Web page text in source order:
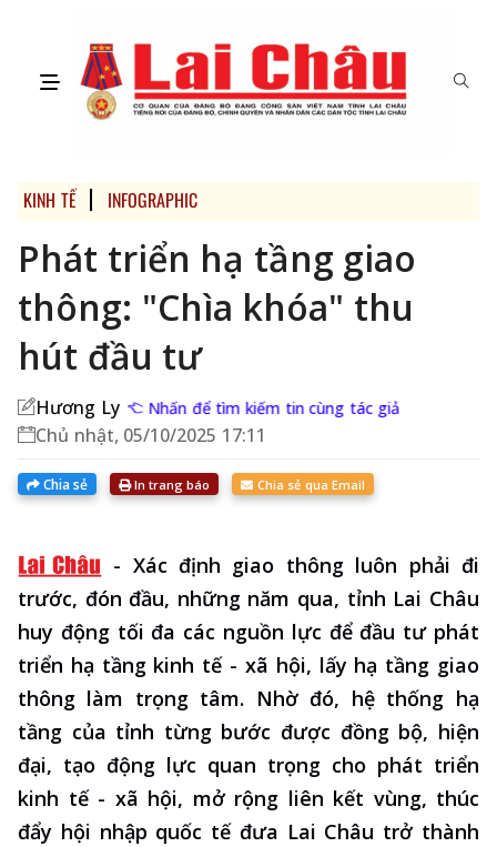
KINH TẾ INFOGRAPHIC
Phát triển hạ tầng giao
thông: "Chìa khóa" thu
hút đầu tư
Hương Ly Nhấn để tìm kiếm tin cùng tác giả
Chủ nhật, 05/10/2025 17:11
Chia sẻ In trang báo Chia sẻ qua Email
- Xác định giao thông luôn phải đi
trước, đón đầu, những năm qua, tỉnh Lai Châu
huy động tối đa các nguồn lực để đầu tư phát
triển hạ tầng kinh tế - xã hội, lấy hạ tầng giao
thông làm trọng tâm. Nhờ đó, hệ thống hạ
tầng của tỉnh từng bước được đồng bộ, hiện
đại, tạo động lực quan trọng cho phát triển
kinh tế - xã hội, mở rộng liên kết vùng, thúc
đẩy hội nhập quốc tế đưa Lai Châu trở thành